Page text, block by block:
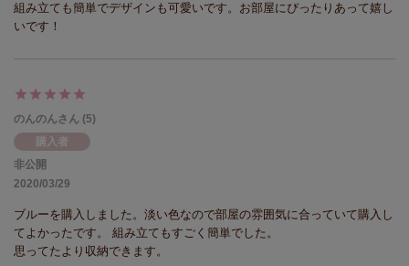
組み立ても簡単でデザインも可愛いです。お部屋にぴったりあって嬉し
いです！
のんのん
5
購入者
非公開
2020/03/29
ブルーを購入しました。淡い色なので部屋の雰囲気に合っていて購入し
てよかったです。 組み立てもすごく簡単でした。
思ってたより収納できます。